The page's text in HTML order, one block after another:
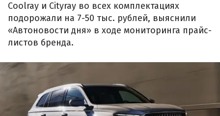
Coolray и Cityray во всех комплектациях
подорожали на 7-50 тыс. рублей, выяснили
«Автоновости дня» в ходе мониторинга прайс-
листов бренда.